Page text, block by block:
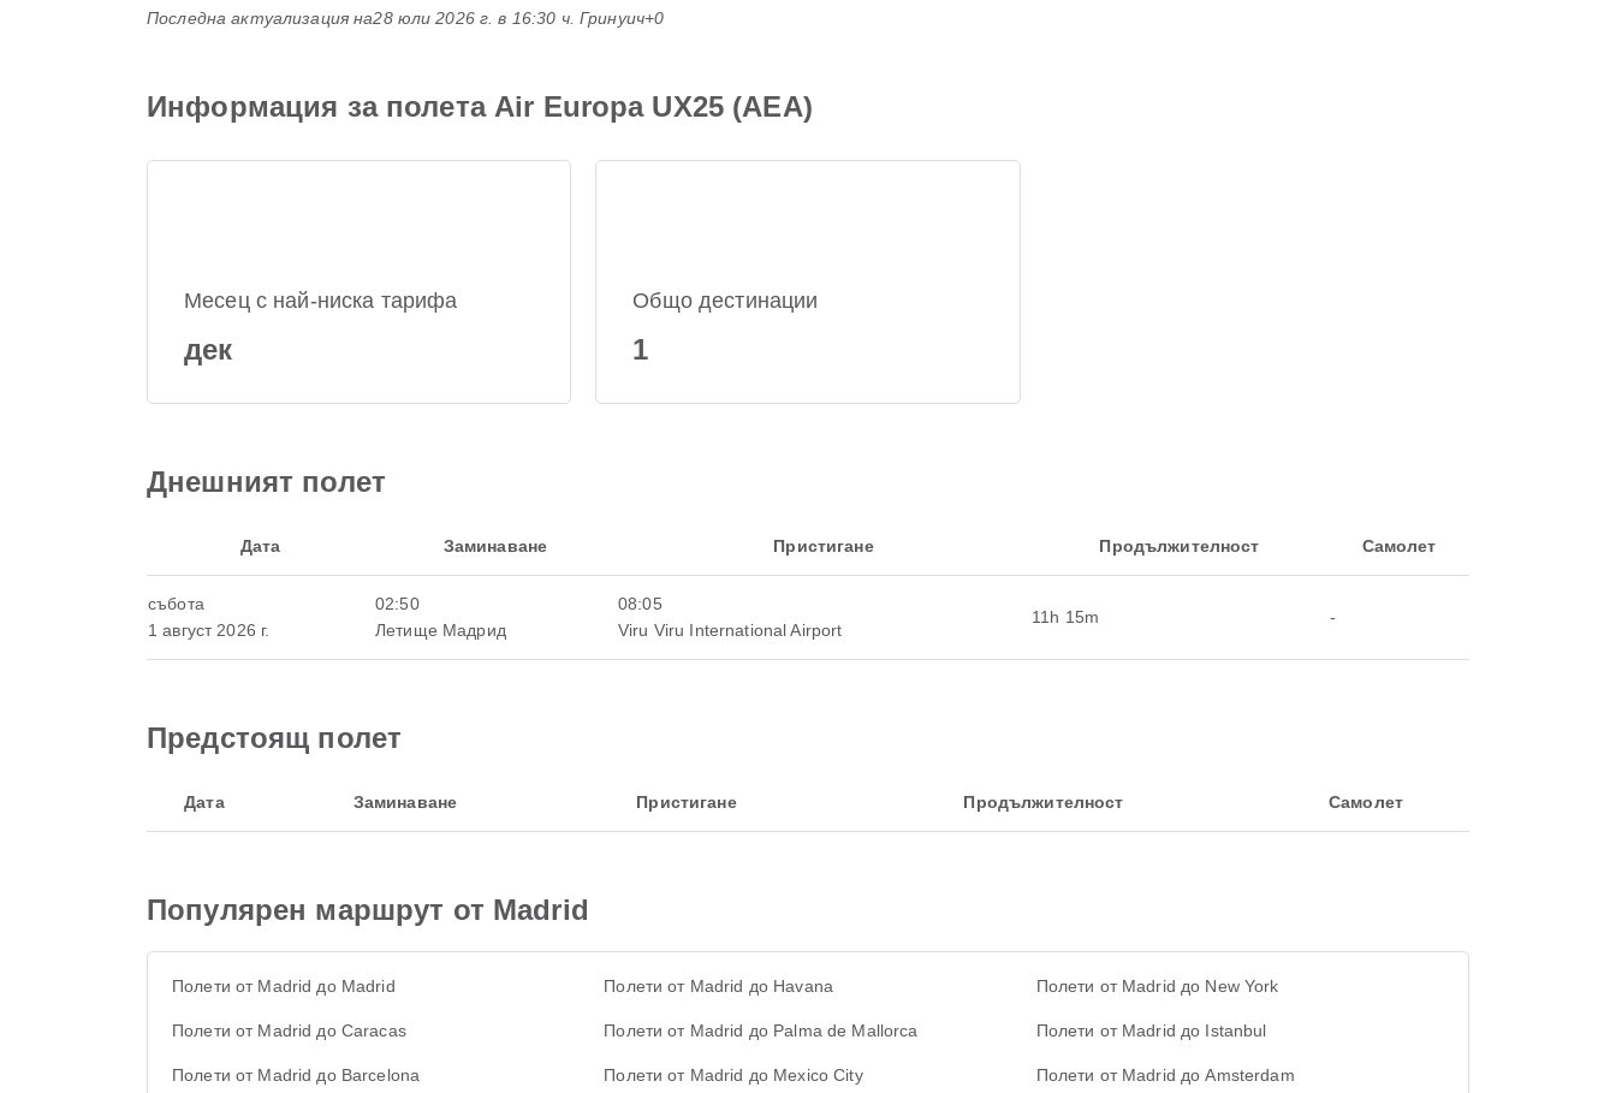
Последна актуализация на28 юли 2026 г. в 16:30 ч. Гринуич+0
Информация за полета Air Europa UX25 (AEA)
Месец с най-ниска тарифа
дек
Общо дестинации
1
Днешният полет
Дата Заминаване Пристигане Продължителност Самолет
събота
1 август 2026 г.
02:50
Летище Мадрид
08:05
Viru Viru International Airport
11h 15m -
Предстоящ полет
Дата Заминаване Пристигане Продължителност Самолет
Популярен маршрут от Madrid
Полети от Madrid до Madrid Полети от Madrid до Havana Полети от Madrid до New York
Полети от Madrid до Caracas Полети от Madrid до Palma de Mallorca Полети от Madrid до Istanbul
Полети от Madrid до Barcelona Полети от Madrid до Mexico City Полети от Madrid до Amsterdam